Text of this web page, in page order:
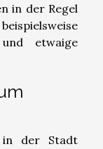
in der Regel
etwaige
in der Stadt